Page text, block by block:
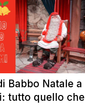
Babbo Natale a
tutto quello che